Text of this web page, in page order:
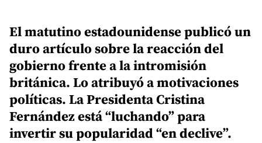
El matutino estadounidense publicó un
duro artículo sobre la reacción del
gobierno frente a la intromisión
británica. Lo atribuyó a motivaciones
políticas. La Presidenta Cristina
Fernández está “luchando” para
invertir su popularidad “en declive”.